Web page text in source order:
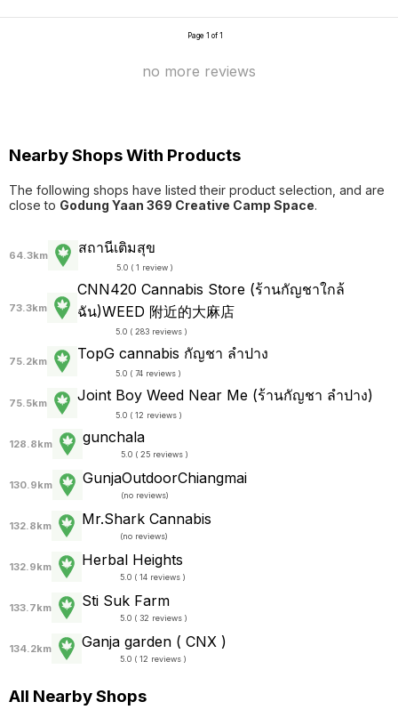
Page 1 of 1
no more reviews
Nearby Shops With Products
The following shops have listed their product selection, and are
close to Godung Yaan 369 Creative Camp Space.
64.3km สถานีเติมสุข
5.0 ( 1 review )
73.3km
CNN420 Cannabis Store (ร้านกัญชาใกล้
ฉัน)WEED 附近的大麻店
5.0 ( 283 reviews )
75.2km TopG cannabis กัญชา ลำปาง
5.0 ( 74 reviews )
75.5km Joint Boy Weed Near Me (ร้านกัญชา ลำปาง)
5.0 ( 12 reviews )
128.8km gunchala
5.0 ( 25 reviews )
130.9km GunjaOutdoorChiangmai
(no reviews)
132.8km Mr.Shark Cannabis
(no reviews)
132.9km Herbal Heights
5.0 ( 14 reviews )
133.7km Sti Suk Farm
5.0 ( 32 reviews )
134.2km Ganja garden ( CNX )
5.0 ( 12 reviews )
All Nearby Shops